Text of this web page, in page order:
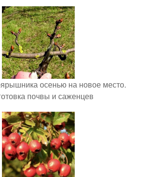
осенью на новое место.
почвы и саженцев